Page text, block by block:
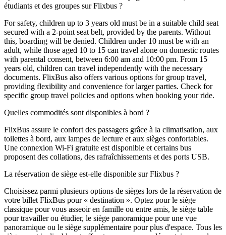
étudiants et des groupes sur Flixbus ?
For safety, children up to 3 years old must be in a suitable child seat
secured with a 2-point seat belt, provided by the parents. Without
this, boarding will be denied. Children under 10 must be with an
adult, while those aged 10 to 15 can travel alone on domestic routes
with parental consent, between 6:00 am and 10:00 pm. From 15
years old, children can travel independently with the necessary
documents. FlixBus also offers various options for group travel,
providing flexibility and convenience for larger parties. Check for
specific group travel policies and options when booking your ride.
Quelles commodités sont disponibles à bord ?
FlixBus assure le confort des passagers grâce à la climatisation, aux
toilettes à bord, aux lampes de lecture et aux sièges confortables.
Une connexion Wi-Fi gratuite est disponible et certains bus
proposent des collations, des rafraîchissements et des ports USB.
La réservation de siège est-elle disponible sur Flixbus ?
Choisissez parmi plusieurs options de sièges lors de la réservation de
votre billet FlixBus pour « destination ». Optez pour le siège
classique pour vous asseoir en famille ou entre amis, le siège table
pour travailler ou étudier, le siège panoramique pour une vue
panoramique ou le siège supplémentaire pour plus d'espace. Tous les